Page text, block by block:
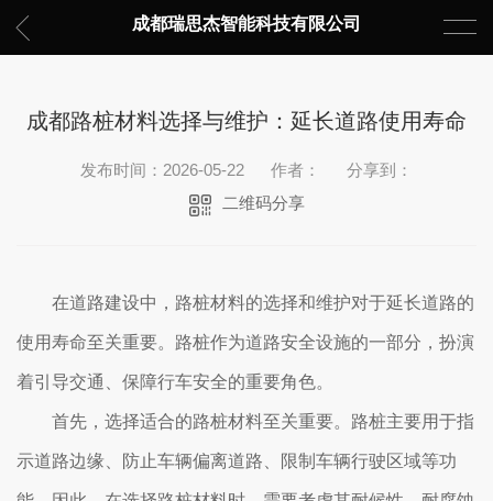
成都瑞思杰智能科技有限公司
成都路桩材料选择与维护：延长道路使用寿命
发布时间：2026-05-22 作者：
分享到：
二维码分享
在道路建设中，路桩材料的选择和维护对于延长道路的
使用寿命至关重要。路桩作为道路安全设施的一部分，扮演
着引导交通、保障行车安全的重要角色。
首先，选择适合的路桩材料至关重要。路桩主要用于指
示道路边缘、防止车辆偏离道路、限制车辆行驶区域等功